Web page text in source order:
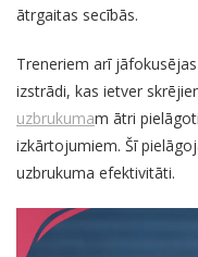
ātrgaitas secībās.
Treneriem arī
izstrādi, kas ietver
uzbrukumam ātri
izkārtojumiem. Šī
uzbrukuma efektivitāti.